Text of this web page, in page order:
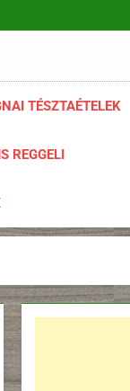
TÉSZTAÉTELEK
REGGELI